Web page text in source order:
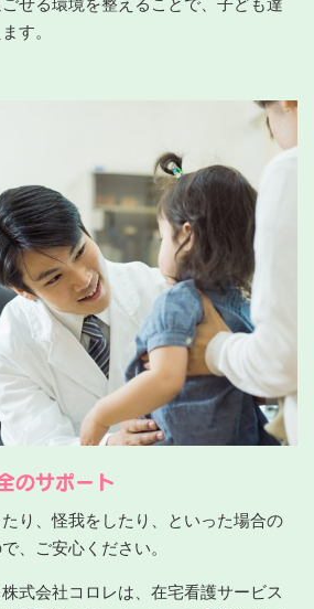
す。
のサポート
り、怪我をしたり、といった場合の
、ご安心ください。
式会社コロレは、在宅看護サービス